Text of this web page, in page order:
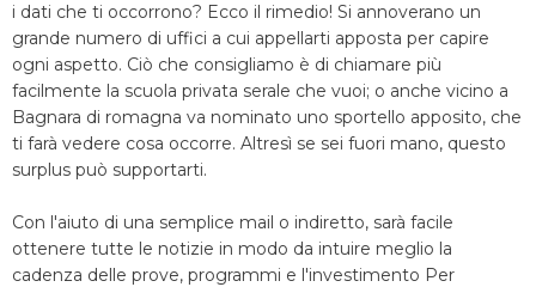
i dati che ti occorrono? Ecco il rimedio! Si annoverano un
grande numero di uffici a cui appellarti apposta per capire
ogni aspetto. Ciò che consigliamo è di chiamare più
facilmente la scuola privata serale che vuoi; o anche vicino a
Bagnara di romagna va nominato uno sportello apposito, che
ti farà vedere cosa occorre. Altresì se sei fuori mano, questo
surplus può supportarti.
Con l'aiuto di una semplice mail o indiretto, sarà facile
ottenere tutte le notizie in modo da intuire meglio la
cadenza delle prove, programmi e l'investimento Per